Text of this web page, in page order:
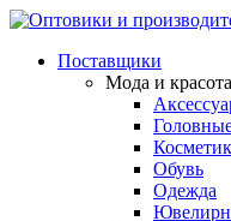
Поставщики
Мода и красота
Обувь
Одежда